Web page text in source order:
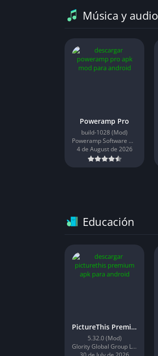
Música y audio
Poweramp Pro
build-1028 (Mod)
Poweramp Software Design (Max MP)
4 de August de 2026
Educación
PictureThis Premium
5.32.0 (Mod)
Glority Global Group Ltd.